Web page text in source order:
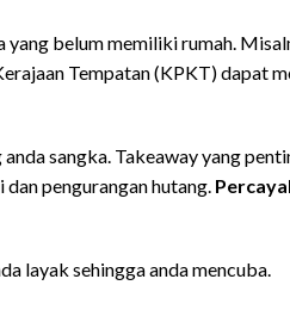
belum memiliki rumah.
Tempatan (KPKT) dapat
sangka. Takeaway yang
pengurangan hutang.
layak sehingga anda mencuba.